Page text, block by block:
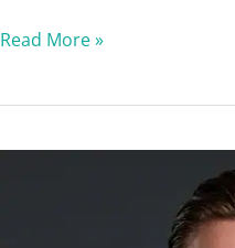
Read More »